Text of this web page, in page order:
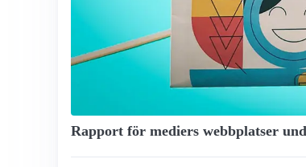
Rapport för mediers webbplatser